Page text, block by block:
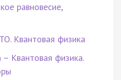
равновесие,
Квантовая физика
Квантовая физика.